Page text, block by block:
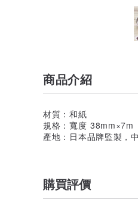
商品介紹
材質：和紙
規格：寬度 38mm×7m
產地：日本品牌監製，
購買評價